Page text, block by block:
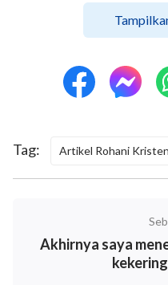
Suatu hari pada bulan
rumah temanku. Oleh
pada Tuhan, kami
ramah. Saat kami
Tag: Artikel Rohani Kristen
Akhirnya saya